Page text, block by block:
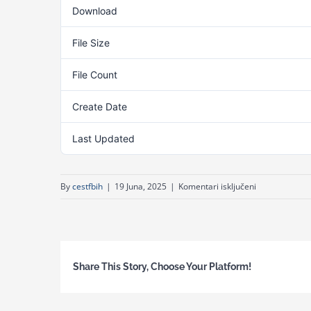
Download
File Size
File Count
Create Date
Last Updated
Bycestfbih | 19 Juna, 2025 | Komentari isključeni
Share This Story, Choose Your Platform!